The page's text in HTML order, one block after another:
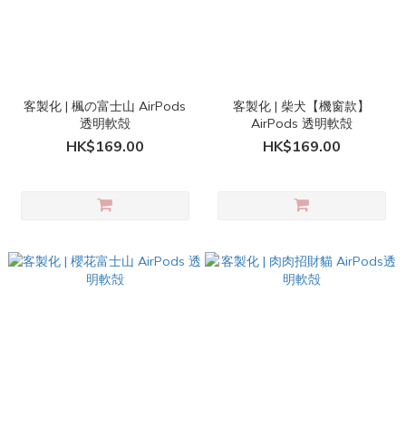
客製化 | 楓の富士山 AirPods
透明軟殻
HK$169.00
客製化 | 柴犬【機窗款】
AirPods 透明軟殻
HK$169.00